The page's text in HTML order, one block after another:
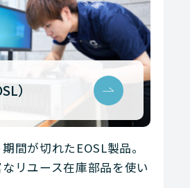
）
間が切れたEOSL製品。
リユース在庫部品を使い